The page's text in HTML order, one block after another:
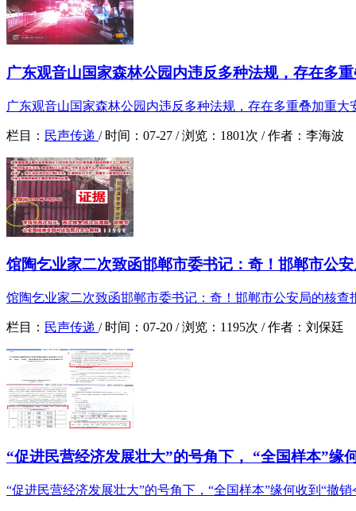
广东观音山国家森林公园内违反多种法规，存在多
广东观音山国家森林公园内违反多种法规，存在多重叠加重大
栏目： 民声传递 / 时间： 07-27 /浏览： 1801次 /作者： 李海波
馆陶乞业家二次致函邯郸市委书记：奇！邯郸市公
馆陶乞业家二次致函邯郸市委书记：奇！邯郸市公安局的核查
栏目： 民声传递 / 时间： 07-20 /浏览： 1195次 /作者： 刘保廷
“促进民营经济发展壮大”的号角下， “全国样本”缘
“促进民营经济发展壮大”的号角下，“全国样本”缘何收到“撤销